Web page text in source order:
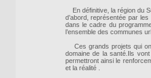
En définitive, la région du
d’abord, représentée par
dans le cadre du
l’ensemble des communes
Ces grands projets qui
domaine de la santé.Ils
permettront ainsi le
et la réalité .